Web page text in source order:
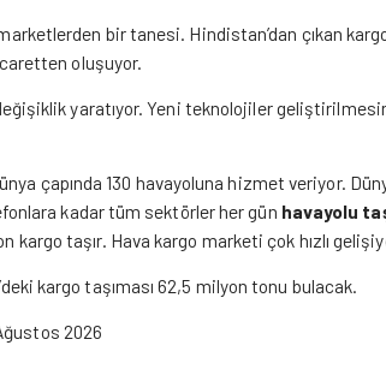
bir tanesi. Hindistan’dan çıkan
oluşuyor.
yaratıyor. Yeni teknolojiler
çapında 130 havayoluna hizmet veriyor.
kadar tüm sektörler her gün havayolu
kargo taşır. Hava kargo marketi çok hızlı
kargo taşıması 62,5 milyon tonu bulacak.